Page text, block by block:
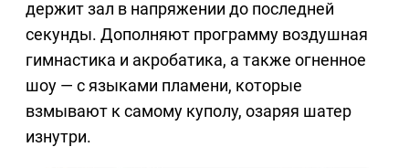
держит зал в напряжении до последней
секунды. Дополняют программу воздушная
гимнастика и акробатика, а также огненное
шоу — с языками пламени, которые
взмывают к самому куполу, озаряя шатер
изнутри.